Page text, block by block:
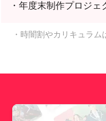
・年度末制作プロジェ
・時闇割やカリキュラム